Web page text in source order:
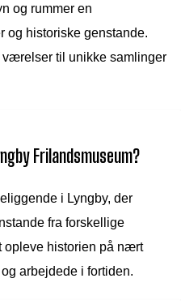
og rummer en
og historiske genstande.
værelser til unikke samlinger
Frilandsmuseum?
i Lyngby, der
fra forskellige
opleve historien på nært
arbejdede i fortiden.